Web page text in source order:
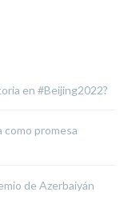
en #Beijing2022?
promesa
de Azerbaiyán